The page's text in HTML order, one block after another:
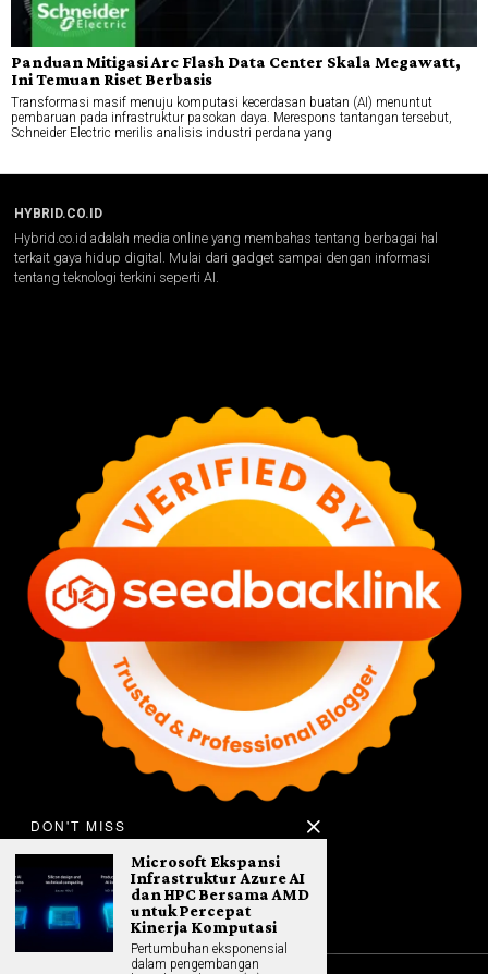
Panduan Mitigasi Arc Flash Data Center Skala Megawatt,
Ini Temuan Riset Berbasis
Transformasi masif menuju komputasi kecerdasan buatan (AI) menuntut
pembaruan pada infrastruktur pasokan daya. Merespons tantangan tersebut,
Schneider Electric merilis analisis industri perdana yang
HYBRID.CO.ID
Hybrid.co.id adalah media online yang membahas tentang berbagai hal
terkait gaya hidup digital. Mulai dari gadget sampai dengan informasi
tentang teknologi terkini seperti AI.
DON'T MISS
Microsoft Ekspansi
Infrastruktur Azure AI
dan HPC Bersama AMD
untuk Percepat
Kinerja Komputasi
Pertumbuhan eksponensial
dalam pengembangan